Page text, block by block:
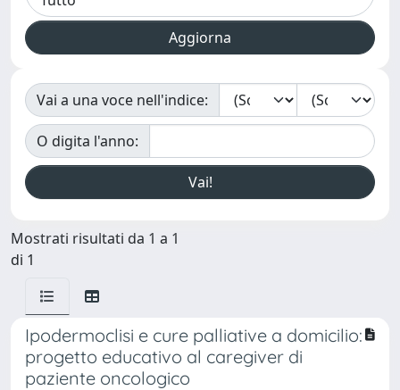
Vai a una voce nell'indice:
O digita l'anno:
Mostrati risultati da 1 a 1
di 1
Ipodermoclisi e cure palliative a domicilio:
progetto educativo al caregiver di
paziente oncologico